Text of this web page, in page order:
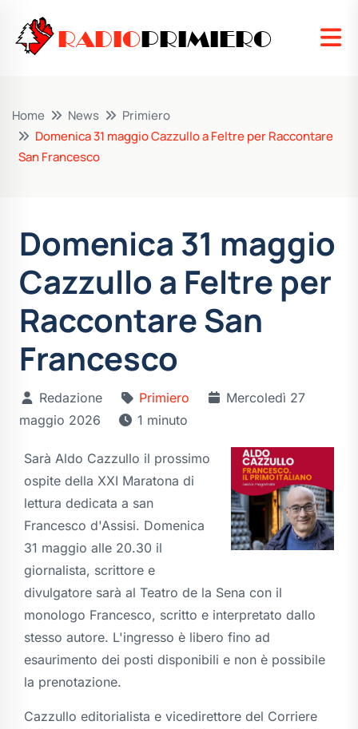
RADIOPRIMIERO
Home News
Primiero
Domenica 31 maggio Cazzullo a Feltre per Raccontare
San Francesco
Domenica 31 maggio
Cazzullo a Feltre per
Raccontare San
Francesco
Redazione Primiero
Mercoledì 27
maggio 2026
1 minuto
Sarà Aldo Cazzullo il prossimo
ospite della XXI Maratona di
lettura dedicata a san
Francesco d'Assisi. Domenica
31 maggio alle 20.30 il
giornalista, scrittore e
divulgatore sarà al Teatro de la Sena con il
monologo Francesco, scritto e interpretato dallo
stesso autore. L'ingresso è libero fino ad
esaurimento dei posti disponibili e non è possibile
la prenotazione.
Cazzullo editorialista e vicedirettore del Corriere